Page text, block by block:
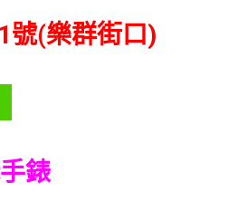
號(樂群街口)
錶